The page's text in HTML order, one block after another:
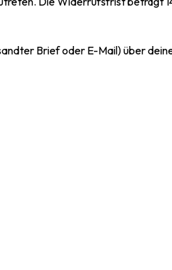
Brief oder E-Mail) über